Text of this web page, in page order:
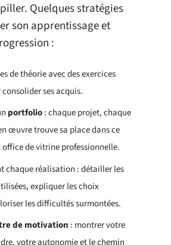
Quelques stratégies
son apprentissage et
:
de théorie avec des exercices
ses acquis.
portfolio: chaque projet, chaque
œuvre trouve sa place dans ce
de vitrine professionnelle.
chaque réalisation : détailler les
expliquer les choix
les difficultés surmontées.
de motivation : montrer votre
votre autonomie et le chemin